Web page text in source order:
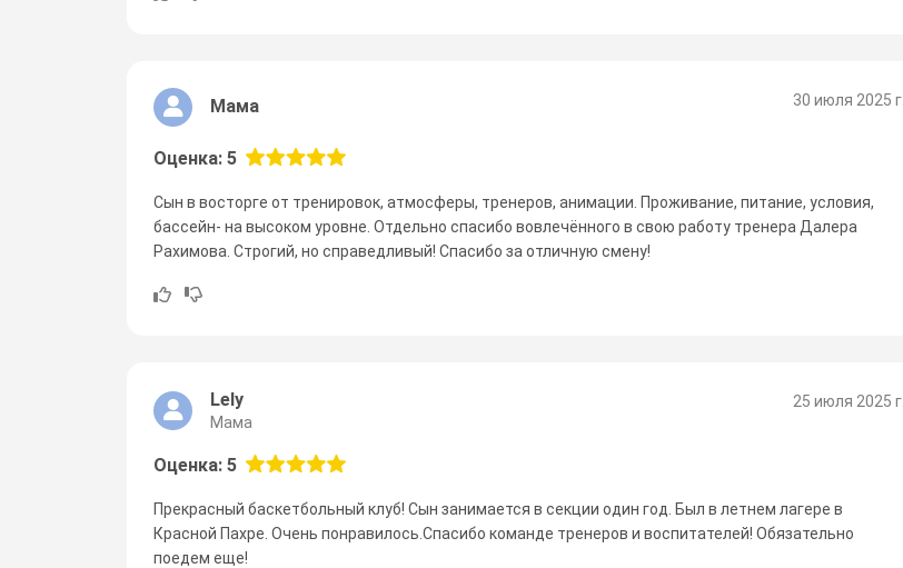
30 июля 2025 г.
Мама
Оценка: 5
Сын в восторге от тренировок, атмосферы, тренеров, анимации. Проживание, питание, условия,
бассейн- на высоком уровне. Отдельно спасибо вовлечённого в свою работу тренера Далера
Рахимова. Строгий, но справедливый! Спасибо за отличную смену!
25 июля 2025 г.
Lely
Мама
Оценка: 5
Прекрасный баскетбольный клуб! Сын занимается в секции один год. Был в летнем лагере в
Красной Пахре. Очень понравилось.Спасибо команде тренеров и воспитателей! Обязательно
поедем еще!